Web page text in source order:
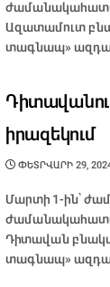
Ազատամուտ
տագնապ»
իրազեկում
ՓԵՏՐՎԱՐԻ 29,
Մարտի 1-ին՝
Դիտավան
տագնապ»